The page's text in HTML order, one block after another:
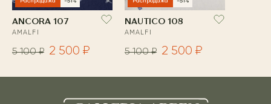
ANCORA 107
AMALFI
5 100 ₽ 2 500 ₽
NAUTICO 108
AMALFI
5 100 ₽ 2 500 ₽